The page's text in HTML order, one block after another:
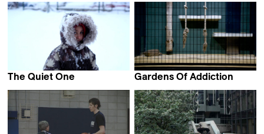
The Quiet One
Ina Holmqvist
Gardens Of Addiction